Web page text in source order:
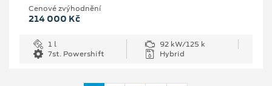
Cenové zvýhodnění
214 000 Kč
1 l
92 kW/125 k
7st. Powershift
Hybrid